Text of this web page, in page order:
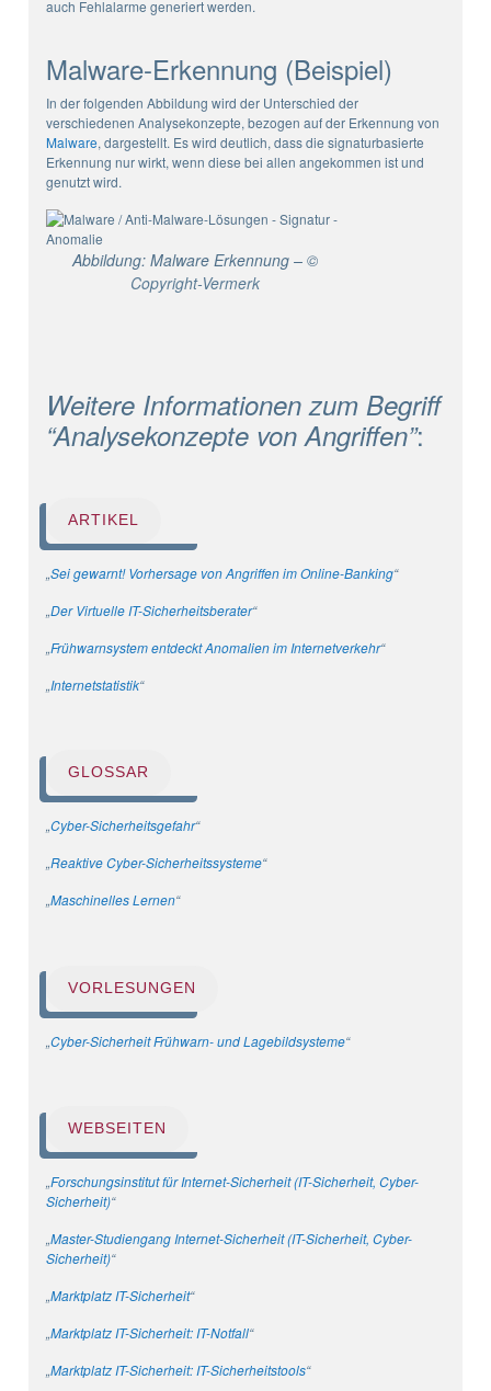
auch Fehlalarme generiert werden.
Malware-Erkennung (Beispiel)
In der folgenden Abbildung wird der Unterschied der
verschiedenen Analysekonzepte, bezogen auf der Erkennung von
Malware, dargestellt. Es wird deutlich, dass die signaturbasierte
Erkennung nur wirkt, wenn diese bei allen angekommen ist und
genutzt wird.
Abbildung: Malware Erkennung – ©
Copyright-Vermerk
Weitere Informationen zum Begriff
“Analysekonzepte von Angriffen”:
ARTIKEL
„Sei gewarnt! Vorhersage von Angriffen im Online-Banking“
„Der Virtuelle IT-Sicherheitsberater“
„Frühwarnsystem entdeckt Anomalien im Internetverkehr“
„Internetstatistik“
GLOSSAR
„Cyber-Sicherheitsgefahr“
„Reaktive Cyber-Sicherheitssysteme“
„Maschinelles Lernen“
VORLESUNGEN
„Cyber-Sicherheit Frühwarn- und Lagebildsysteme“
WEBSEITEN
„Forschungsinstitut für Internet-Sicherheit (IT-Sicherheit, Cyber-
Sicherheit)“
„Master-Studiengang Internet-Sicherheit (IT-Sicherheit, Cyber-
Sicherheit)“
„Marktplatz IT-Sicherheit“
„Marktplatz IT-Sicherheit: IT-Notfall“
„Marktplatz IT-Sicherheit: IT-Sicherheitstools“